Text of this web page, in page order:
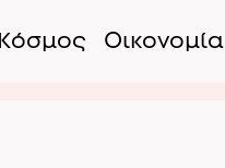
Κόσμος Οικονομία